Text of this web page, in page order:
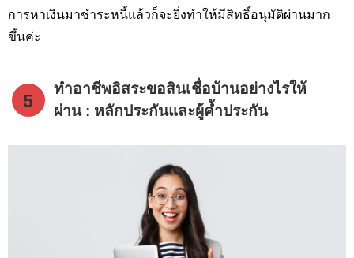
การหาเงินมาชำระหนี้แล้วก็จะยิ่งทำให้มีสิทธิ์อนุมัติผ่านมาก
ขึ้นค่ะ
5
ทำอาชีพอิสระขอสินเชื่อบ้านอย่างไรให้
ผ่าน : หลักประกันและผู้ค้ำประกัน